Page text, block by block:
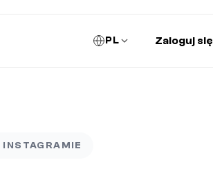
PL Zaloguj się
INSTAGRAMIE